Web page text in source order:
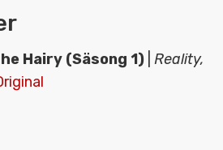
Hairy (Säsong 1) Reality,